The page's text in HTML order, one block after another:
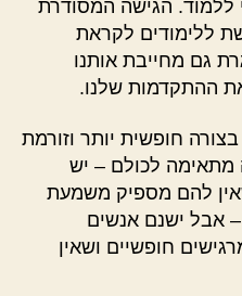
ללמוד. הגישה המסודרת
ללימודים לקראת
גם מחייבת אותנו
ההתקדמות שלנו.
חופשית יותר וזורמת
מתאימה לכולם – יש
להם מספיק משמעת
אבל ישנם אנשים
חופשיים ושאין